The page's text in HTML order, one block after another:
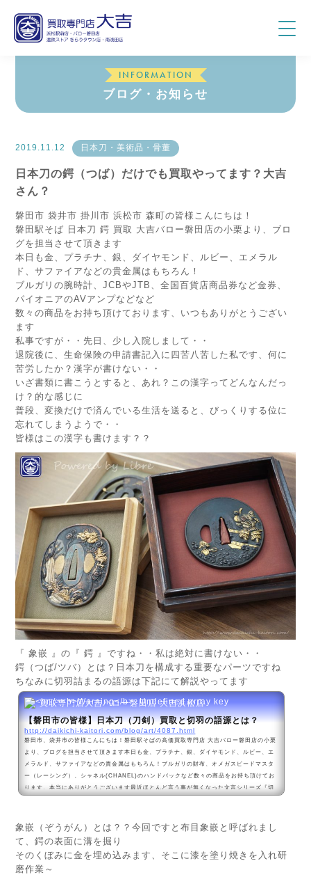
INFORMATION
ブログ・お知らせ
2019.11.12 日本刀・美術品・骨董
日本刀の鍔（つば）だけでも買取やってます？大吉
さん？
磐田市 袋井市 掛川市 浜松市 森町の皆様こんにちは！
磐田駅そば 日本刀 鍔 買取 大吉バロー磐田店の小栗より、ブロ
グを担当させて頂きます
本日も金、プラチナ、銀、ダイヤモンド、ルビー、エメラル
ド、サファイアなどの貴金属はもちろん！
ブルガリの腕時計、JCBやJTB、全国百貨店商品券など金券、
パイオニアのAVアンプなどなど
数々の商品をお持ち頂けております、いつもありがとうござい
ます
私事ですが・・先日、少し入院しまして・・
退院後に、生命保険の申請書記入に四苦八苦した私です、何に
苦労したか？漢字が書けない・・
いざ書類に書こうとすると、あれ？この漢字ってどんなんだっ
け？的な感じに
普段、変換だけで済んでいる生活を送ると、びっくりする位に
忘れてしまうようで・・
皆様はこの漢字も書けます？？
『 象嵌 』の『 鍔 』ですね・・私は絶対に書けない・・
鍔（つば/ツバ）とは？日本刀を構成する重要なパーツですね
ちなみに切羽詰まるの語源は下記にて解説やってます
買取専門店大吉バロー磐田店 大吉浜松店
【磐田市の皆様】日本刀（刀剣）買取と切羽の語源とは？
http://daikichi-kaitori.com/blog/art/4087.html
磐田市、袋井市の皆様こんにちは！磐田駅そばの高価買取専門店 大吉バロー磐田店の小栗
より、ブログを担当させて頂きます本日も金、プラチナ、銀、ダイヤモンド、ルビー、エ
メラルド、サファイアなどの貴金属はもちろん！ブルガリの財布、オメガスピードマスタ
ー（レーシング）、シャネル(CHANEL)のハンドバックなど数々の商品をお持ち頂けてお
ります、本当にありがとうございます最近ほとんど言う事が無くなった文言シリーズ『切
象嵌（ぞうがん）とは？？今回ですと布目象嵌と呼ばれまし
て、鍔の表面に溝を掘り
そのくぼみに金を埋め込みます、そこに漆を塗り焼きを入れ研
磨作業～